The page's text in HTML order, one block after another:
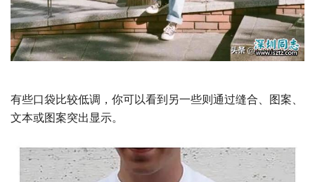
有些口袋比较低调，你可以看到另一些则通过缝合、图案、
文本或图案突出显示。